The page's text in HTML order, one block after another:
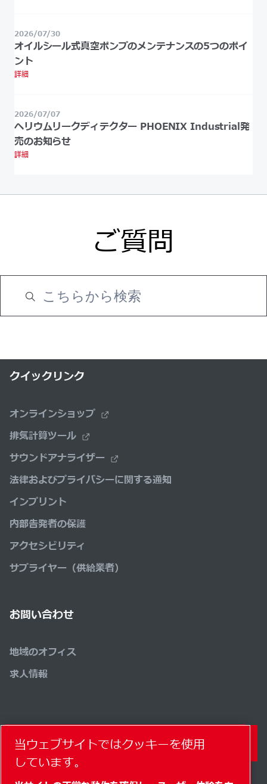
2026/07/30
オイルシール式真空ポンプのメンテナンスの5つのポイ
ント
詳細
2026/07/07
ヘリウムリークディテクター PHOENIX Industrial発
売のお知らせ
詳細
ご質問
クイックリンク
オンラインショップ
排気計算ツール
サウンドアナライザー
法律およびプライバシーに関する通知
インプリント
内部告発者の保護
アクセシビリティ
サプライヤー（供給業者）
お問い合わせ
地域のオフィス
求人情報
コンタクトフォーム
当ウェブサイトではクッキーを使用
しています。